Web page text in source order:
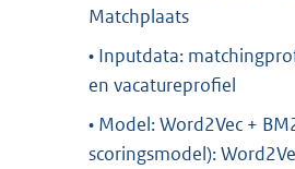
Matchplaats
• Inputdata:
en vacatureprofiel
• Model: Word2Vec +
scoringsmodel):